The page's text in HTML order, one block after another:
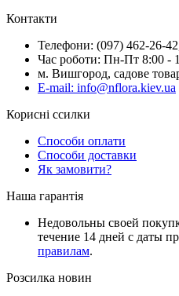
Контакти
Телефони: (097) 462-26-
Час роботи: Пн-Пт 8:00 -
м. Вишгород, садове
E-mail: info@nflora.kiev.ua
Корисні ссилки
Способи оплати
Способи доставки
Як замовити?
Наша гарантія
Недовольны своей
течение 14 дней с даты
правилам.
Розсилка новин